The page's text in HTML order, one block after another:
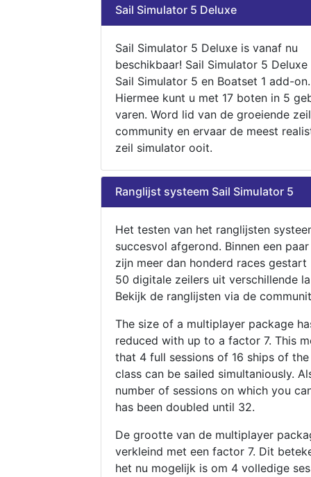
Sail Simulator 5 Deluxe
Sail Simulator 5 Deluxe is vanaf nu
beschikbaar! Sail Simulator 5
Sail Simulator 5 en Boatset 1 add-on.
Hiermee kunt u met 17 boten in 5
varen. Word lid van de groeiende zeil
community en ervaar de meest
zeil simulator ooit.
Ranglijst systeem Sail Simulator 5
Het testen van het ranglijsten
succesvol afgerond. Binnen een
zijn meer dan honderd races gestart
50 digitale zeilers uit verschillende
Bekijk de ranglijsten via de
The size of a multiplayer package
reduced with up to a factor 7. This
that 4 full sessions of 16 ships of
class can be sailed simultaniously.
number of sessions on which you
has been doubled until 32.
De grootte van de multiplayer
verkleind met een factor 7. Dit
het nu mogelijk is om 4 volledige